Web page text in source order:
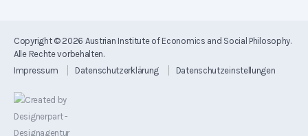
Copyright © 2026 Austrian Institute of Economics and Social Philosophy.
Alle Rechte vorbehalten.
Impressum
Datenschutzerklärung Datenschutzeinstellungen